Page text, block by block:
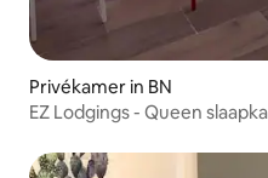
Privékamer in BN
EZ Lodgings - Queen